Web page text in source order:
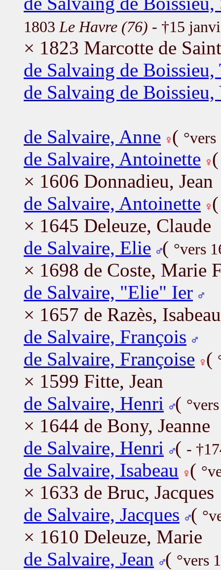
1803 Le Havre (76) - †15
× 1823 Marcotte de
de Salvaing de
de Salvaing de Boissieu,
de Salvaire, Anne (
de Salvaire, Antoinette
× 1606 Donnadieu, Jean
de Salvaire, Antoinette
× 1645 Deleuze, Claude
de Salvaire, Elie ( °vers
× 1698 de Coste, Marie
de Salvaire, "Elie" Ier
× 1657 de Razès, Isabeau
de Salvaire, François
de Salvaire, Françoise (
× 1599 Fitte, Jean
de Salvaire, Henri
(
× 1644 de Bony, Jeanne
de Salvaire, Henri
( -
de Salvaire, Isabeau (
× 1633 de Bruc, Jacques
de Salvaire, Jacques (
× 1610 Deleuze, Marie
de Salvaire, Jean
( °vers